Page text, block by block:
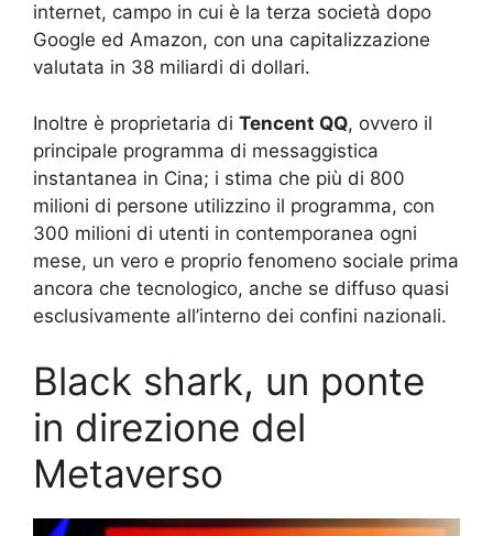
internet, campo in cui è la terza società dopo
Google ed Amazon, con una capitalizzazione
valutata in 38 miliardi di dollari.
Inoltre è proprietaria di Tencent QQ, ovvero il
principale programma di messaggistica
instantanea in Cina; i stima che più di 800
milioni di persone utilizzino il programma, con
300 milioni di utenti in contemporanea ogni
mese, un vero e proprio fenomeno sociale prima
ancora che tecnologico, anche se diffuso quasi
esclusivamente all’interno dei confini nazionali.
Black shark, un ponte
in direzione del
Metaverso